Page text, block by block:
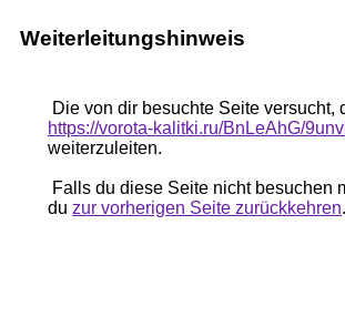
Weiterleitungshinweis
Die von dir besuchte Seite versucht,
https://vorota-kalitki.ru/BnLeAhG/
weiterzuleiten.
Falls du diese Seite nicht besuchen
du zur vorherigen Seite zurückkehren.